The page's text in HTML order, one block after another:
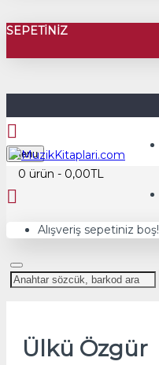
SEPETINIZ
Menu
0 ürün - 0,00TL
Alışveriş sepetiniz boş!
Ülkü Özgür